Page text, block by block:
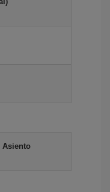
Asiento